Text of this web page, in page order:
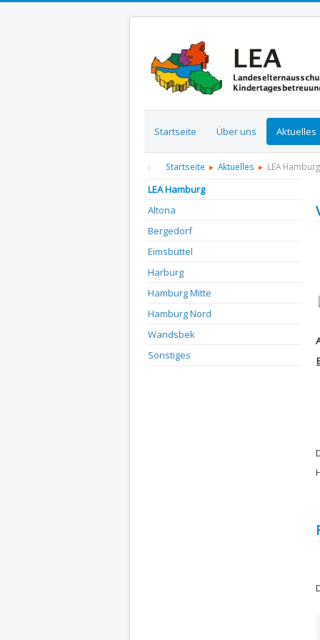
Startseite Über uns Aktuelles
Startseite Aktuelles LEA Hamburg
LEA Hamburg
Altona
Bergedorf
Eimsbüttel
Harburg
Hamburg Mitte
Hamburg Nord
Wandsbek
Sonstiges